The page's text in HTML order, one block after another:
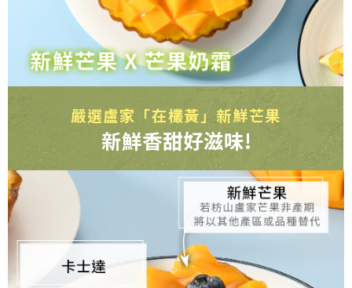
嚴選盧家「在欉黃」新鮮芒果
新鮮香甜好滋味!